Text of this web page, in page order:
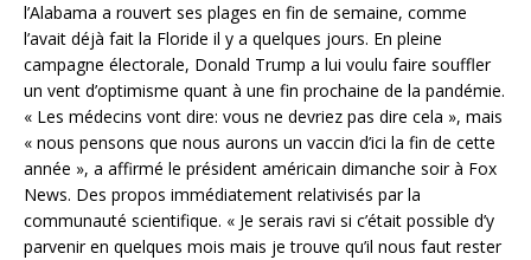
l’Alabama a rouvert ses plages en fin de semaine, comme
l’avait déjà fait la Floride il y a quelques jours. En pleine
campagne électorale, Donald Trump a lui voulu faire souffler
un vent d’optimisme quant à une fin prochaine de la pandémie.
« Les médecins vont dire: vous ne devriez pas dire cela », mais
« nous pensons que nous aurons un vaccin d’ici la fin de cette
année », a affirmé le président américain dimanche soir à Fox
News. Des propos immédiatement relativisés par la
communauté scientifique. « Je serais ravi si c’était possible d’y
parvenir en quelques mois mais je trouve qu’il nous faut rester